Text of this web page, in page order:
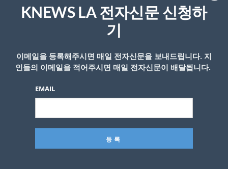
- Copyright © KNEWSLA.COM, 무단 전재 및 재배포 금지
KNEWS LA 전자신문 신청하
기
이메일을 등록해주시면 매일 전자신문을 보내드립니다. 지
인들의 이메일을 적어주시면 매일 전자신문이 배달됩니다.
EMAIL